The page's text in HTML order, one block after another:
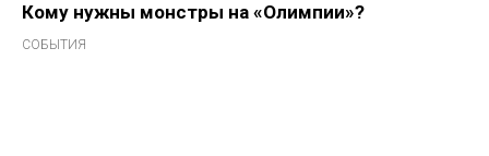
Кому нужны монстры на «Олимпии»?
СОБЫТИЯ